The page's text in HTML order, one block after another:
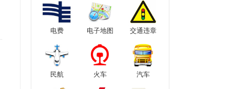
电费 电子地图 交通违章
民航 火车 汽车